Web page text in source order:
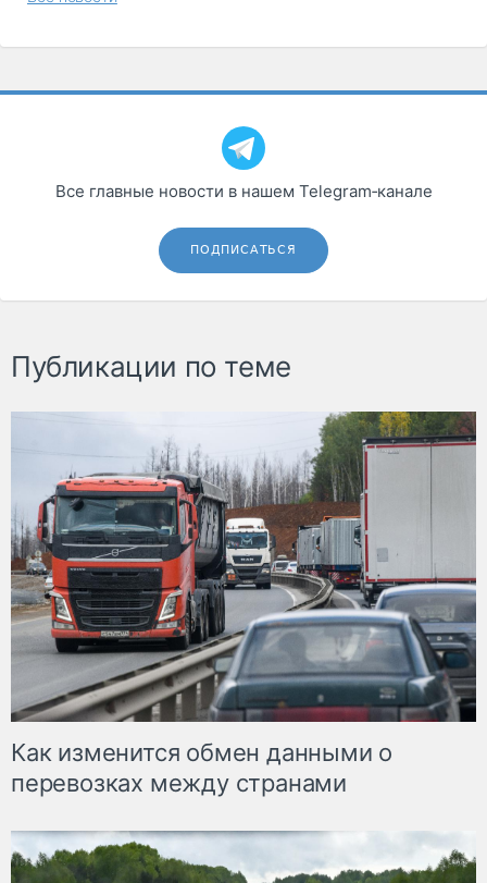
Все главные новости в нашем Telegram‑канале
ПОДПИСАТЬСЯ
Публикации по теме
Как изменится обмен данными о
перевозках между странами